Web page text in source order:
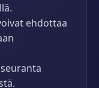
ehdottaa